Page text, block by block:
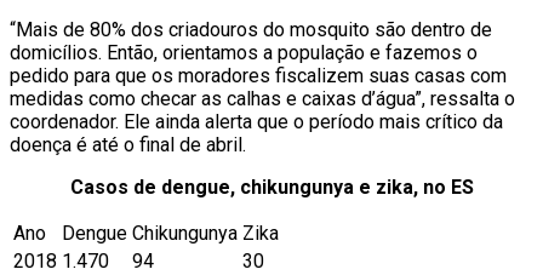
“Mais de 80% dos criadouros do mosquito são dentro de
domicílios. Então, orientamos a população e fazemos o
pedido para que os moradores fiscalizem suas casas com
medidas como checar as calhas e caixas d’água”, ressalta o
coordenador. Ele ainda alerta que o período mais crítico da
doença é até o final de abril.
Casos de dengue, chikungunya e zika, no ES
Ano
Dengue Chikungunya Zika
2018 1.470 94
30